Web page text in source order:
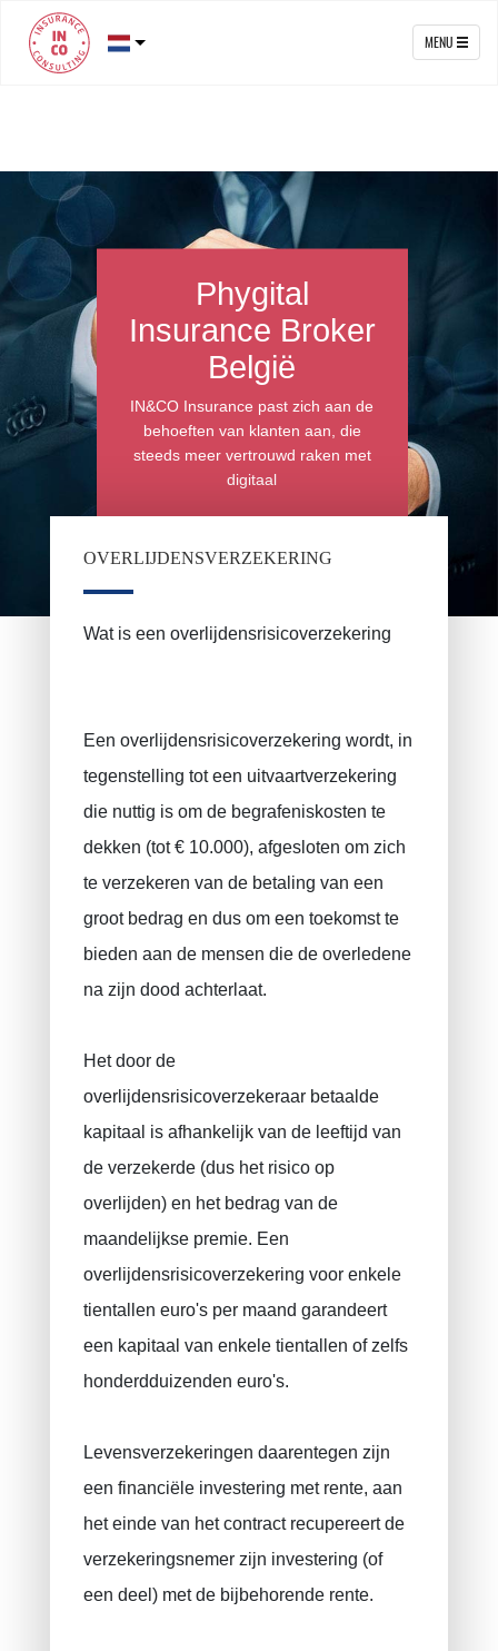
MENU
Autoverzekering
België
Bent u op zoek naar een financieel
redelijke autoverzekering in België?
Aarzel niet om contact met ons op te
nemen of u kunt online een
geschatte autoverzekering krijgen
door de simulator van deze site
OVERLIJDENSVERZEKERING
Wat is een overlijdensrisicoverzekering
Een overlijdensrisicoverzekering wordt, in
tegenstelling tot een uitvaartverzekering
die nuttig is om de begrafeniskosten te
dekken (tot € 10.000), afgesloten om zich
te verzekeren van de betaling van een
groot bedrag en dus om een ​​toekomst te
bieden aan de mensen die de overledene
na zijn dood achterlaat.
Het door de
overlijdensrisicoverzekeraar betaalde
kapitaal is afhankelijk van de leeftijd van
de verzekerde (dus het risico op
overlijden) en het bedrag van de
maandelijkse premie. Een
overlijdensrisicoverzekering voor enkele
tientallen euro's per maand garandeert
een kapitaal van enkele tientallen of zelfs
honderdduizenden euro's.
Levensverzekeringen daarentegen zijn
een financiële investering met rente, aan
het einde van het contract recupereert de
verzekeringsnemer zijn investering (of
een deel) met de bijbehorende rente.
Brandverzekering
Autoverzekering
Ziekteverzekering
Pensioensparen / Langtermijnsparen
Overlijdensverzekering
Uitvaartverzekering
BA uitbating / beroepsaansprakelijkheid
VAPZ voor zelfstandigen
IPT
RIZIV
PRUSZYNSKA-SIENKO Iwona Barbara
ERROELEN Frederic
VAN BOUWEL Cornelia